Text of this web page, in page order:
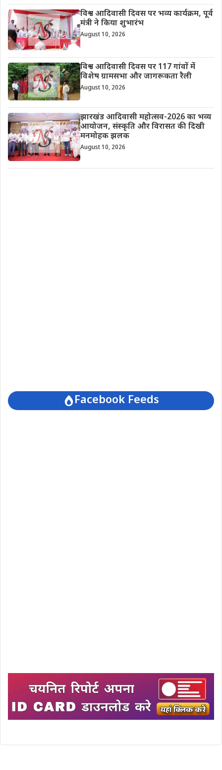
विश्व आदिवासी दिवस पर भव्य कार्यक्रम, पूर्व
मंत्री ने किया शुभारंभ
August 10, 2026
विश्व आदिवासी दिवस पर 117 गांवों में
विशेष ग्रामसभा और जागरूकता रैली
August 10, 2026
झारखंड आदिवासी महोत्सव-2026 का भव्य
आयोजन, संस्कृति और विरासत की दिखी
मनमोहक झलक
August 10, 2026
Facebook Feeds